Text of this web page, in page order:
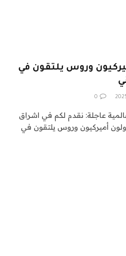
وروس يلتقون في
0
24 متابعات عالمية عاجلة: نقدم لكم في اشراق
مسؤولون أميركيون وروس يلتقون في